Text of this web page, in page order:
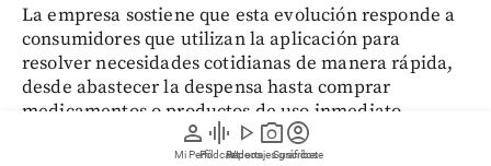
person
Mi Perfil
graphic_eq
Pódcast
play_arrow
Videos
photo_camera
Reportajes gráficos
account_circle
Suscríbete
La empresa sostiene que esta evolución responde a
consumidores que utilizan la aplicación para
resolver necesidades cotidianas de manera rápida,
desde abastecer la despensa hasta comprar
medicamentos o productos de uso inmediato.